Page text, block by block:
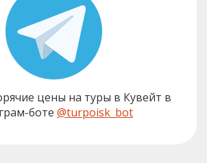
цены на туры в Кувейт в
боте @turpoisk_bot